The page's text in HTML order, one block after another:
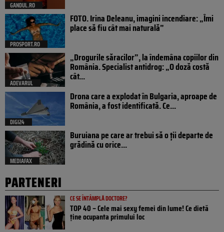
GANDUL.RO
PROSPORT.RO
FOTO. Irina Deleanu, imagini incendiare: „Îmi
place să fiu cât mai naturală”
ADEVARUL
„Drogurile săracilor”, la îndemâna copiilor din
România. Specialist antidrog: „O doză costă
cât...
DIGI24
Drona care a explodat în Bulgaria, aproape de
România, a fost identificată. Ce...
MEDIAFAX
Buruiana pe care ar trebui să o ții departe de
grădină cu orice...
PARTENERI
CE SE ÎNTÂMPLĂ DOCTORE?
TOP 40 – Cele mai sexy femei din lume! Ce dietă
ține ocupanta primului loc